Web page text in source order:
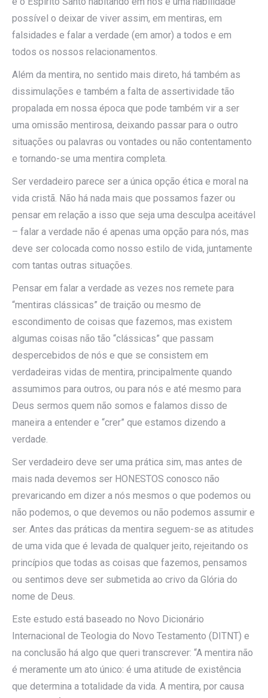
possível o deixar de viver assim, em mentiras, em
falsidades e falar a verdade (em amor) a todos e em
todos os nossos relacionamentos.
Além da mentira, no sentido mais direto, há também as
dissimulações e também a falta de assertividade tão
propalada em nossa época que pode também vir a ser
uma omissão mentirosa, deixando passar para o outro
situações ou palavras ou vontades ou não contentamento
e tornando-se uma mentira completa.
Ser verdadeiro parece ser a única opção ética e moral na
vida cristã. Não há nada mais que possamos fazer ou
pensar em relação a isso que seja uma desculpa aceitável
– falar a verdade não é apenas uma opção para nós, mas
deve ser colocada como nosso estilo de vida, juntamente
com tantas outras situações.
Pensar em falar a verdade as vezes nos remete para
“mentiras clássicas” de traição ou mesmo de
escondimento de coisas que fazemos, mas existem
algumas coisas não tão “clássicas” que passam
despercebidos de nós e que se consistem em
verdadeiras vidas de mentira, principalmente quando
assumimos para outros, ou para nós e até mesmo para
Deus sermos quem não somos e falamos disso de
maneira a entender e “crer” que estamos dizendo a
verdade.
Ser verdadeiro deve ser uma prática sim, mas antes de
mais nada devemos ser HONESTOS conosco não
prevaricando em dizer a nós mesmos o que podemos ou
não podemos, o que devemos ou não podemos assumir e
ser. Antes das práticas da mentira seguem-se as atitudes
de uma vida que é levada de qualquer jeito, rejeitando os
princípios que todas as coisas que fazemos, pensamos
ou sentimos deve ser submetida ao crivo da Glória do
nome de Deus.
Este estudo está baseado no Novo Dicionário
Internacional de Teologia do Novo Testamento (DITNT) e
na conclusão há algo que queri transcrever: “A mentira não
é meramente um ato único: é uma atitude de existência
que determina a totalidade da vida. A mentira, por causa